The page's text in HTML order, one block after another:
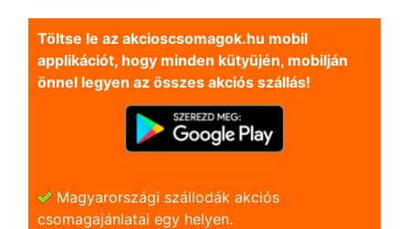
Töltse le az akcioscsomagok.hu mobil
applikációt, hogy minden kütyüjén, mobilján
önnel legyen az összes akciós szállás!
Magyarországi szállodák akciós
csomagajánlatai egy helyen.